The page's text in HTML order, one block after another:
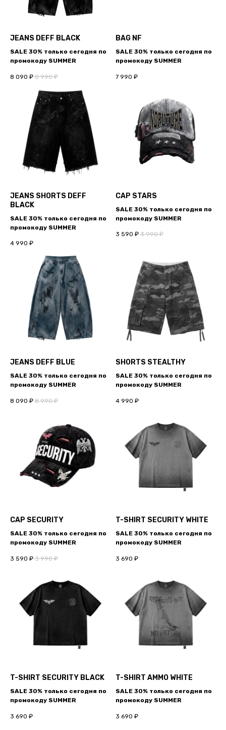
JEANS DEFF BLACK
SALE 30% только сегодня по
промокоду SUMMER
8 090 ₽ 8 990 ₽
BAG NF
SALE 30% только сегодня по
промокоду SUMMER
7 990 ₽
JEANS SHORTS DEFF
BLACK
SALE 30% только сегодня по
промокоду SUMMER
4 990 ₽
CAP STARS
SALE 30% только сегодня по
промокоду SUMMER
3 590 ₽ 3 990 ₽
JEANS DEFF BLUE
SALE 30% только сегодня по
промокоду SUMMER
8 090 ₽ 8 990 ₽
SHORTS STEALTHY
SALE 30% только сегодня по
промокоду SUMMER
4 990 ₽
CAP SECURITY
SALE 30% только сегодня по
промокоду SUMMER
3 590 ₽ 3 990 ₽
T-SHIRT SECURITY WHITE
SALE 30% только сегодня по
промокоду SUMMER
3 690 ₽
T-SHIRT SECURITY BLACK
SALE 30% только сегодня по
промокоду SUMMER
3 690 ₽
T-SHIRT AMMO WHITE
SALE 30% только сегодня по
промокоду SUMMER
3 690 ₽